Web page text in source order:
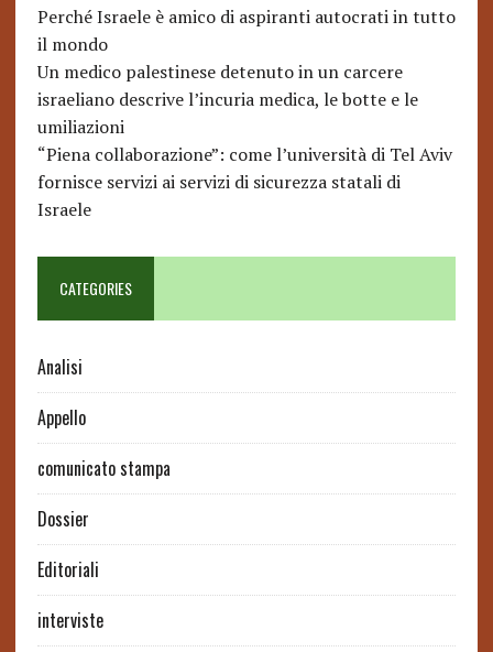
Perché Israele è amico di aspiranti autocrati in tutto
il mondo
Un medico palestinese detenuto in un carcere
israeliano descrive l’incuria medica, le botte e le
umiliazioni
“Piena collaborazione”: come l’università di Tel Aviv
fornisce servizi ai servizi di sicurezza statali di
Israele
CATEGORIES
Analisi
Appello
comunicato stampa
Dossier
Editoriali
interviste